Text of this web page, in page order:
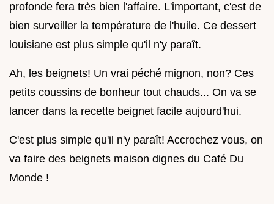
profonde fera très bien l'affaire. L'important, c'est de
bien surveiller la température de l'huile. Ce dessert
louisiane est plus simple qu'il n'y paraît.
Ah, les beignets! Un vrai péché mignon, non? Ces
petits coussins de bonheur tout chauds... On va se
lancer dans la recette beignet facile aujourd'hui.
C'est plus simple qu'il n'y paraît! Accrochez vous, on
va faire des beignets maison dignes du Café Du
Monde !